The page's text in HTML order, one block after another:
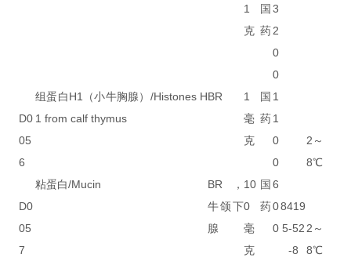
1
克
国
药
3
2
0
0
D0
05
6
组蛋白H1（小牛胸腺）/Histones H
1 from calf thymus
BR
1
毫
克
国
药
1
1
0
0
2～
8℃
D0
05
7
粘蛋白/Mucin
BR，
牛颌下
腺
10
0
毫
克
国
药
6
0
0
8419
5-52
-8
2～
8℃